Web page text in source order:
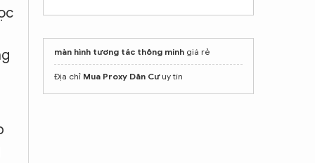
màn hình tương tác thông minh giá rẻ
Địa chỉ Mua Proxy Dân Cưuy tín